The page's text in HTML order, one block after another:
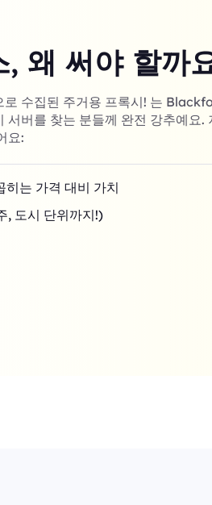
, 왜 써야 할까
로 수집된 주거용 프록시! 는
버를 찾는 분들께 완전 강추예요.
요:
히는 가격 대비 가치
, 도시 단위까지!)